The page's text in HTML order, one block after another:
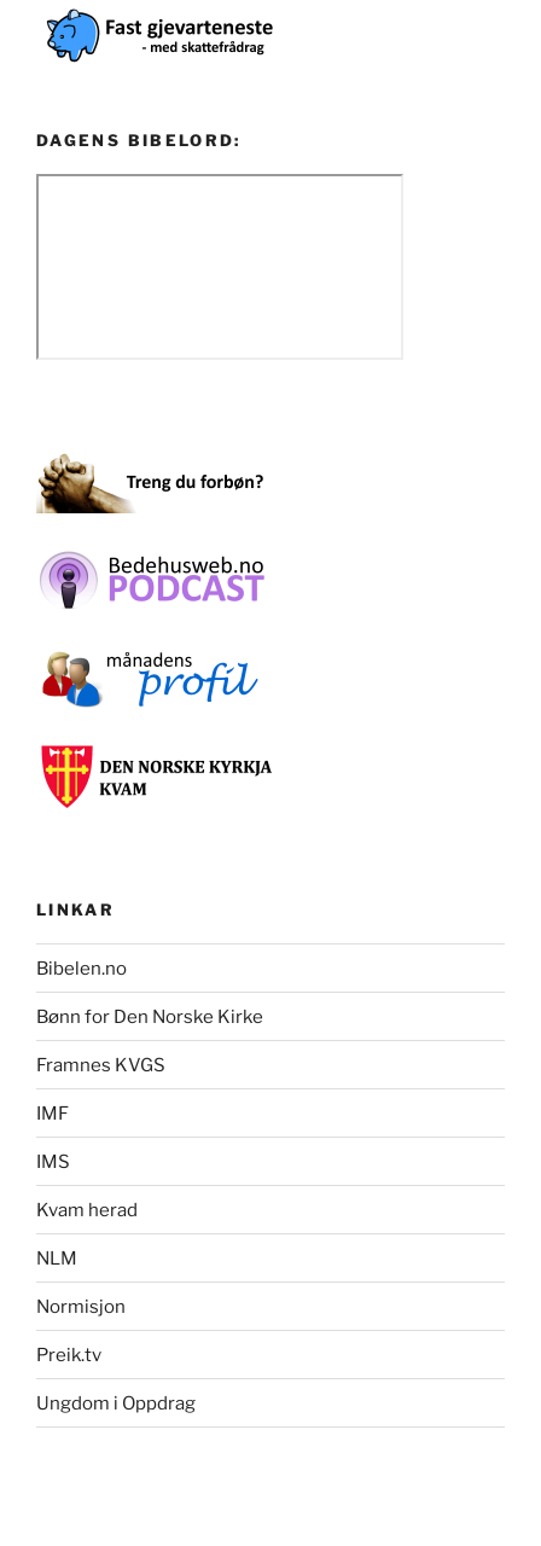
DAGENS BIBELORD:
LINKAR
Bibelen.no
Bønn for Den Norske Kirke
Framnes KVGS
IMF
IMS
Kvam herad
NLM
Normisjon
Preik.tv
Ungdom i Oppdrag